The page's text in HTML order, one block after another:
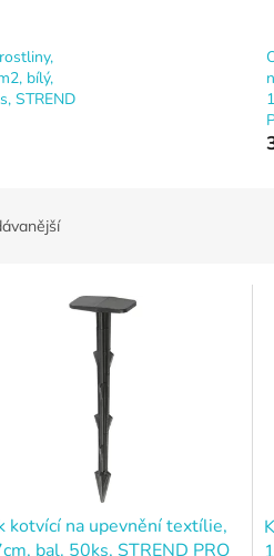
bílý,
STREND
kotvící na upevnění textílie,
bal. 50ks, STREND PRO